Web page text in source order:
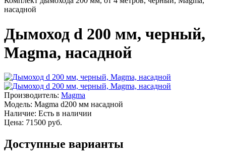
насадной
Дымоход d 200 мм, черный,
Magma, насадной
Производитель: Magma
Модель: Magma d200 мм насадной
Наличие: Есть в наличии
Цена: 71500 руб.
Доступные варианты